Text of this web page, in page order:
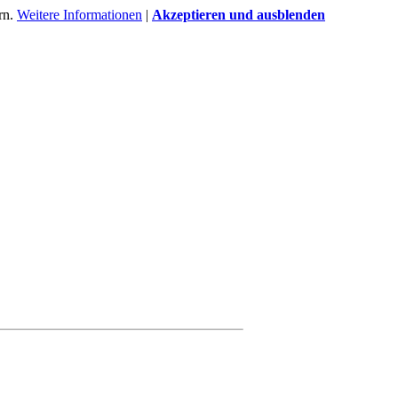
Weitere Informationen | Akzeptieren und ausblenden